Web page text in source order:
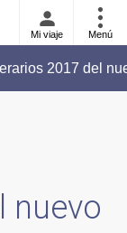
Mi viaje Menú
2017 del
nuevo